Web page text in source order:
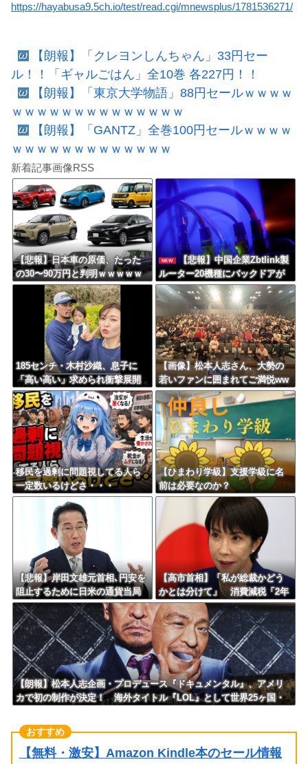
https://hayabusa9.5ch.io/test/read.cgi/mnewsplus/1781536271/
【朗報】「クレヨンしんちゃん」33円セー
ル！！「ギャルごはん」全10巻 各227円！！
【朗報】「東京大学物語」88円セールｗｗｗｗ
ｗｗｗｗｗｗｗｗｗｗｗｗｗｗ
【朗報】「GANTZ」全巻100円セールｗｗｗｗ
ｗｗｗｗｗｗｗｗｗｗｗｗｗ
新着記事画像RSS
【悲報】日本車の原価、たった
の30〜90万円と判明ｗｗｗｗｗ
ｗｗｗｗｗｗ
NEW
【悲報】中国企業Zbtlink製
ルーター20機種にバックドアが
発見されるｗｗｗｗｗｗｗｗｗ
185センチ・木村沙織、息子に
「高い高い」求められ衝撃展開
激白 ｗｗｗｗｗｗｗｗｗｗ
【画像】松本人志さん、大勢の
若いファンに囲まれてご満悦ww
wwwwwwwwwwww
移民を過剰に問題視してる人ら
一定数いるけどさ・・・
【ひまわり学級】支援学級に名
前は必要なのか？
【悲報】岸田文雄元首相､円安を
阻止するために日米の通貨当局
が実施した為替介入は｢一時しの
ぎに過ぎない｣との認識を示す
【高市首相】「私が総裁かどう
かとは分けて」 消費減税「2年
後に私の責任で戻す」発言を説
明
【朗報】松本人志企画・プロデュース『ドキュメンタル』、アメリ
カで初の制作が決定！ 海外タイトル『LOL』として世界25ヶ国・
【無料・激安】Amazon Kindle本のセール情報